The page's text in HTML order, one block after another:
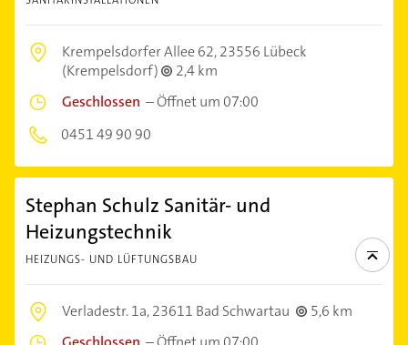
Krempelsdorfer Allee 62,23556 Lübeck
(Krempelsdorf)
2,4 km
Geschlossen –Öffnet um 07:00
0451 49 90 90
Stephan Schulz Sanitär- und
Heizungstechnik
HEIZUNGS- UND LÜFTUNGSBAU
Verladestr. 1a,23611 Bad Schwartau
5,6 km